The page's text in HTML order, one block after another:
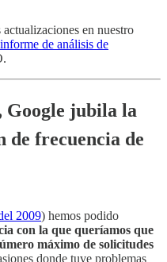
en nuestro
informe de análisis de
Google jubila la
de frecuencia de
2009) hemos podido
con la que queríamos que
máximo de solicitudes
donde tuve problemas